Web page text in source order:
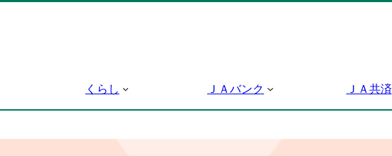
くらし ＪＡバンク ＪＡ共済